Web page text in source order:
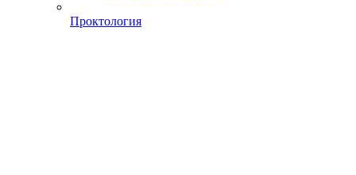
Проктология